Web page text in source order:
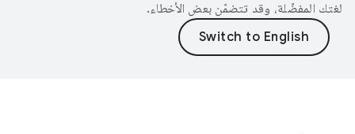
لغتك المفضّلة، وقد تتضمّن بعض الأخطاء.